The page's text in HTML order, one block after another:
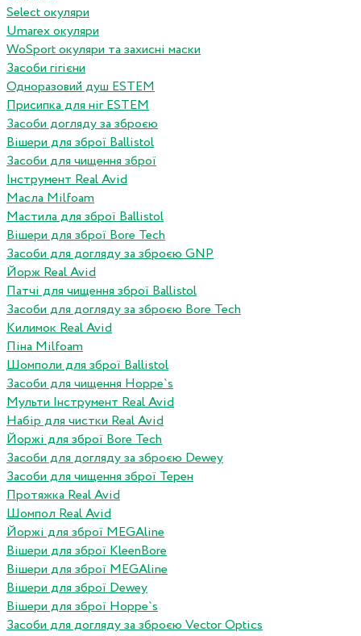
Select окуляри
Umarex окуляри
WoSport окуляри та захисні маски
Засоби гігієни
Одноразовий душ ESTEM
Присипка для ніг ESTEM
Засоби догляду за зброєю
Вішери для зброї Ballistol
Засоби для чищення зброї
Інструмент Real Avid
Масла Milfoam
Мастила для зброї Ballistol
Вішери для зброї Bore Tech
Засоби для догляду за зброєю GNP
Йорж Real Avid
Патчі для чищення зброї Ballistol
Засоби для догляду за зброєю Bore Tech
Килимок Real Avid
Піна Milfoam
Шомполи для зброї Ballistol
Засоби для чищення Hoppe`s
Мульти Інструмент Real Avid
Набір для чистки Real Avid
Йоржі для зброї Bore Tech
Засоби для догляду за зброєю Dewey
Засоби для чищення зброї Терен
Протяжка Real Avid
Шомпол Real Avid
Йоржі для зброї MEGAline
Вішери для зброї KleenBore
Вішери для зброї MEGAline
Вішери для зброї Dewey
Вішери для зброї Hoppe`s
Засоби для догляду за зброєю Vector Optics